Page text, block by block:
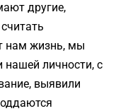
другие,
нам жизнь, мы
нашей личности, с
выявили